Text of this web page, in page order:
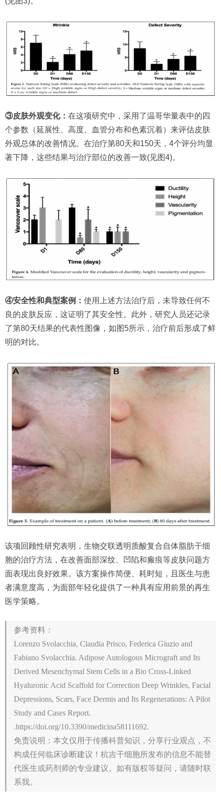
③皮肤外观变化： 在这项研究中，采用了温哥华量表中的四
个参数（延展性、高度、血管分布和色素沉着）来评估皮肤
外观总体的改善情况。在治疗第80天和150天，4个评分均显
著下降，这些结果与治疗部位的改善一致(见图4)。
④安全性和典型案例： 使用上述方法治疗后，未导致任何不
良的皮肤反应，这证明了其安全性。此外，研究人员还记录
了第80天结果的代表性图像，如图5所示，治疗前后形成了鲜
明的对比。
该项回顾性研究表明，生物交联透明质酸复合自体脂肪干细
胞的治疗方法，在改善面部深纹、凹陷和瘢痕等皮肤问题方
面表现出良好效果。该方案操作简便、耗时短，且医生与患
者满意度高，为面部年轻化提供了一种具有应用前景的再生
医学策略。
参考资料：
Lorenzo Svolacchia, Claudia Prisco, Federica Giuzio and
Fabiano Svolacchia. Adipose Autologous Micrograft and Its
Derived Mesenchymal Stem Cells in a Bio Cross-Linked
Hyaluronic Acid Scaffold for Correction Deep Wrinkles, Facial
Depressions, Scars, Face Dermis and Its Regenerations: A Pilot
Study and Cases Report.
.https://doi.org/10.3390/medicina58111692.
免责说明：本文仅用于传播科普知识，分享行业观点，不
构成任何临床诊断建议！杭吉干细胞所发布的信息不能替
代医生或药剂师的专业建议。如有版权等疑问，请随时联
系我。